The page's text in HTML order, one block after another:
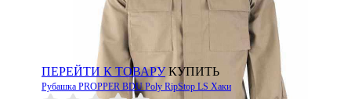
ПЕРЕЙТИ К ТОВАРУ КУПИТЬ
Рубашка PROPPER BDU Poly RipStop LS Хаки